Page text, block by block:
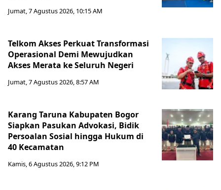
Jumat, 7 Agustus 2026, 10:15 AM
Telkom Akses Perkuat Transformasi
Operasional Demi Mewujudkan
Akses Merata ke Seluruh Negeri
Jumat, 7 Agustus 2026, 8:57 AM
Karang Taruna Kabupaten Bogor
Siapkan Pasukan Advokasi, Bidik
Persoalan Sosial hingga Hukum di
40 Kecamatan
Kamis, 6 Agustus 2026, 9:12 PM